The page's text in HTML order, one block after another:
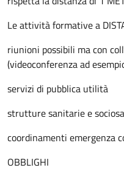
Le attività formative a
riunioni possibili ma con
(videoconferenza ad
servizi di pubblica utilità
strutture sanitarie e
coordinamenti emergenza
OBBLIGHI